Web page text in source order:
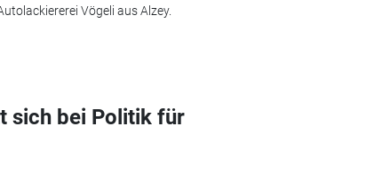
Vögeli aus Alzey.
sich bei Politik für